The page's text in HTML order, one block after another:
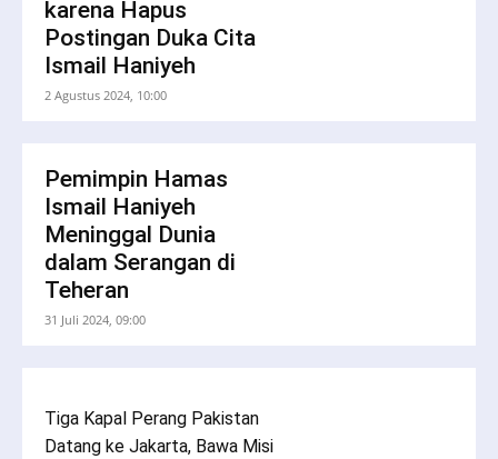
karena Hapus
Postingan Duka Cita
Ismail Haniyeh
2 Agustus 2024, 10:00
Pemimpin Hamas
Ismail Haniyeh
Meninggal Dunia
dalam Serangan di
Teheran
31 Juli 2024, 09:00
Tiga Kapal Perang Pakistan
Datang ke Jakarta, Bawa Misi